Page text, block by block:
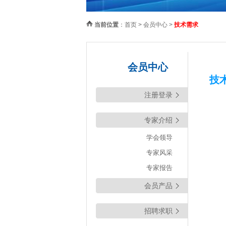
当前位置： 首页> 会员中心 > 技术需求
会员中心
注册登录
专家介绍
学会领导
专家风采
专家报告
会员产品
招聘求职
技